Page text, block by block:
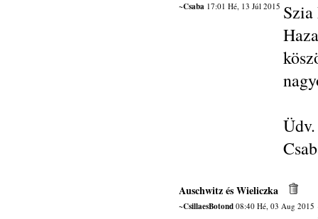
~Csaba17:01 Hé, 13 Júl 2015
Üdv.
Auschwitz és Wieliczka
~CsillaesBotond08:40 Hé, 03 Aug 2015